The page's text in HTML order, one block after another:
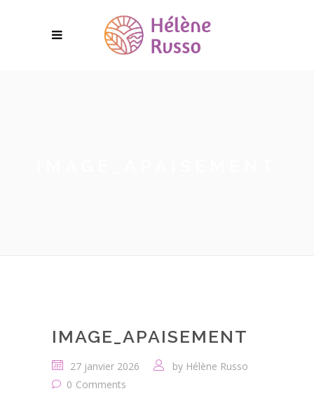
IMAGE_APAISEMENT
27 janvier 2026 by Hélène Russo
0 Comments